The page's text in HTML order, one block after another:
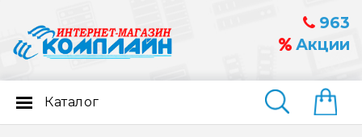
963
Акции
Найти
Каталог